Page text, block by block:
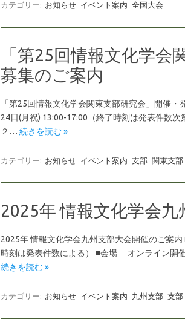
カテゴリー: お知らせ イベント案内 全国大会
「第25回情報文化学会
募集のご案内
「第25回情報文化学会関東支部研究会」開催
24日(月祝) 13:00-17:00（終了時刻は発表件数
２… 続きを読む »
カテゴリー: お知らせ イベント案内 支部 関東支部
2025年 情報文化学会
2025年 情報文化学会九州支部大会開催のご
時刻は発表件数による） ■会場 オンライン開
続きを読む »
カテゴリー: お知らせ イベント案内 九州支部 支部